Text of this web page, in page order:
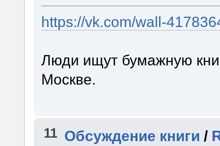
https://vk.com/wall-
Люди ищут бумажную
Москве.
11 Обсуждение книги /